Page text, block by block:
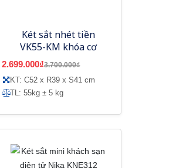
Két sắt nhét tiền
VK55-KM khóa cơ
2.699.000₫3.700.000₫
KT: C52 x R39 x S41 cm
TL: 55kg ± 5 kg